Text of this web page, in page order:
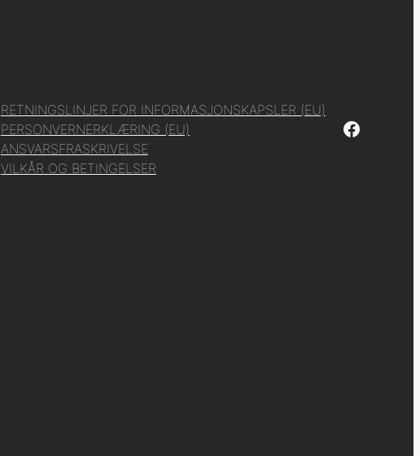
RETNINGSLINJER FOR INFORMASJONSKAPSLER (EU)
PERSONVERNERKLÆRING (EU)
ANSVARSFRASKRIVELSE
VILKÅR OG BETINGELSER
Facebook